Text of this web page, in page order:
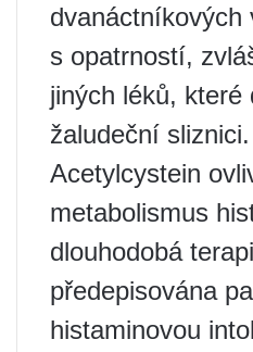
dvanáctníkových
s opatrností,
jiných léků, které
žaludeční sliznici.
Acetylcystein
metabolismus
dlouhodobá
předepisována
histaminovou